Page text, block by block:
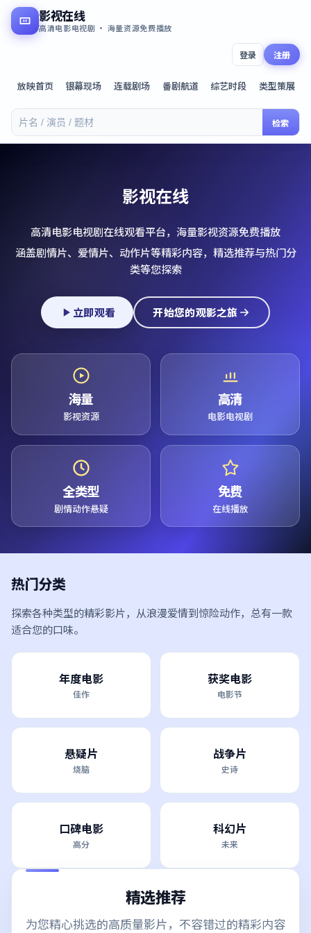
影视在线
高清电影电视剧 · 海量资源免费播放
放映首页 银幕现场 连载剧场 番剧航道 综艺时段 类型策展
检索
登录 注册
影视在线
高清电影电视剧在线观看平台，海量影视资源免费播放
涵盖剧情片、爱情片、动作片等精彩内容，精选推荐与热门分
类等您探索
立即观看 开始您的观影之旅
海量
影视资源
高清
电影电视剧
全类型
剧情动作悬疑
免费
在线播放
热门分类
探索各种类型的精彩影片，从浪漫爱情到惊险动作，总有一款
适合您的口味。
年度电影
佳作
获奖电影
电影节
悬疑片
烧脑
战争片
史诗
口碑电影
高分
科幻片
未来
精选推荐
为您精心挑选的高质量影片，不容错过的精彩内容